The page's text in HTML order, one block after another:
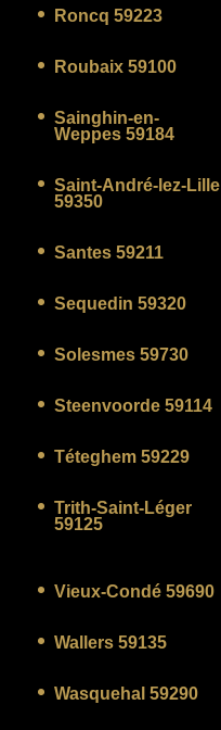
Roncq 59223
Roubaix 59100
Sainghin-en-
Weppes 59184
Saint-André-lez-Lille
59350
Santes 59211
Sequedin 59320
Solesmes 59730
Steenvoorde 59114
Téteghem 59229
Trith-Saint-Léger
59125
Vieux-Condé 59690
Wallers 59135
Wasquehal 59290